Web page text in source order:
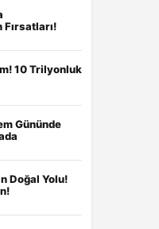
Fırsatları!
10 Trilyonluk
Gününde
Doğal Yolu!